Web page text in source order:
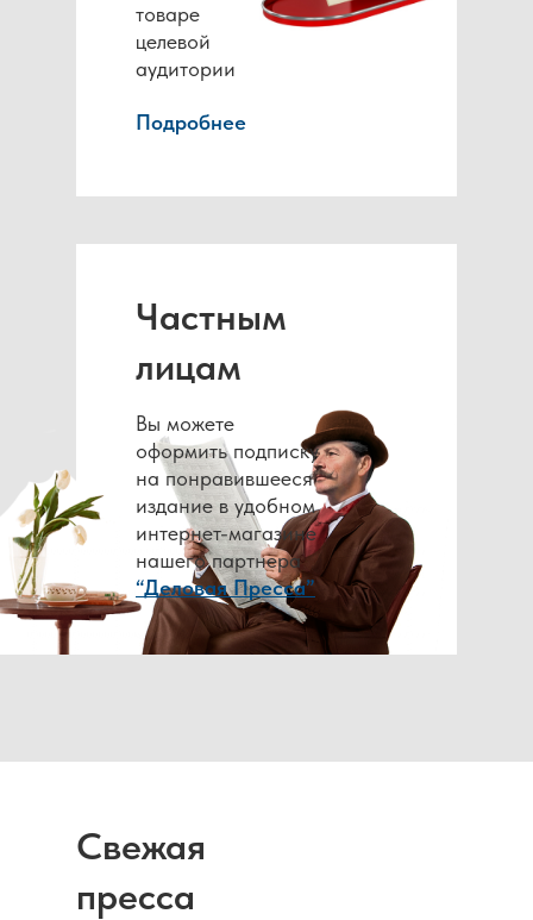
товаре
целевой
аудитории
Подробнее
Частным
лицам
Вы можете
оформить подписку
на понравившееся
издание в удобном
интернет-магазине
нашего партнера
“Деловая Пресса”
Свежая
пресса